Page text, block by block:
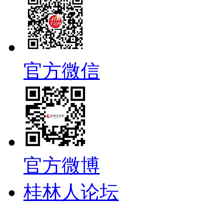
官方微信
官方微博
桂林人论坛